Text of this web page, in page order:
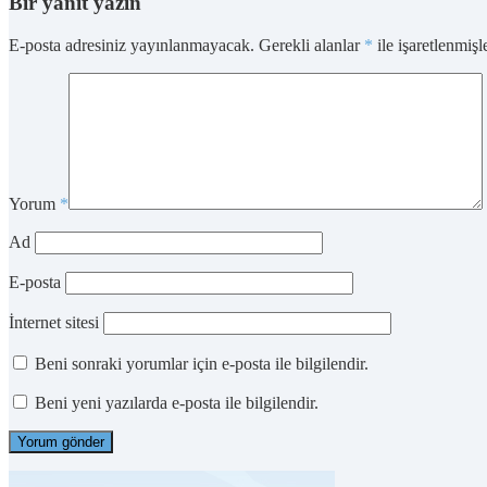
E-posta adresiniz yayınlanmayacak. Gerekli alanlar * ile
Yorum *
Ad
E-posta
İnternet sitesi
Beni sonraki yorumlar için e-posta ile bilgilendir.
Beni yeni yazılarda e-posta ile bilgilendir.